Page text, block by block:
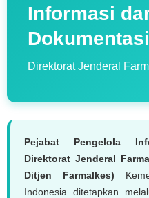
Informasi
Direktorat Jenderal
Pejabat Pengelola
Direktorat Jenderal
Ditjen Farmalkes)
Indonesia ditetapkan